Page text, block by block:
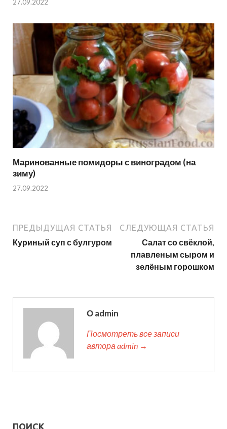
27.09.2022
Маринованные помидоры с виноградом (на
зиму)
27.09.2022
ПРЕДЫДУЩАЯ СТАТЬЯ
Куриный суп с булгуром
СЛЕДУЮЩАЯ СТАТЬЯ
Салат со свёклой,
плавленым сыром и
зелёным горошком
О admin
Посмотреть все записи
автора admin →
ПОИСК